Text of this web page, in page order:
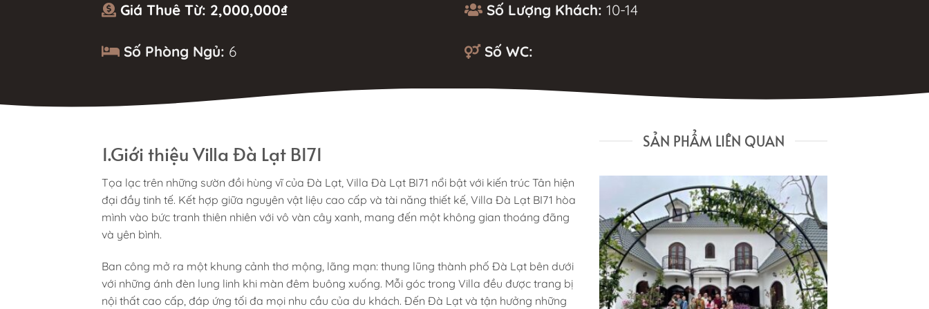
Giá Thuê Từ: 2,000,000₫ Số Lượng Khách: 10-14
Số Phòng Ngủ: 6 Số WC:
1.Giới thiệu Villa Đà Lạt BI71
Tọa lạc trên những sườn đồi hùng vĩ của Đà Lạt, Villa Đà Lạt BI71 nổi bật với kiến trúc Tân hiện
đại đầy tinh tế. Kết hợp giữa nguyên vật liệu cao cấp và tài năng thiết kế, Villa Đà Lạt BI71 hòa
mình vào bức tranh thiên nhiên với vô vàn cây xanh, mang đến một không gian thoáng đãng
và yên bình.
Ban công mở ra một khung cảnh thơ mộng, lãng mạn: thung lũng thành phố Đà Lạt bên dưới
với những ánh đèn lung linh khi màn đêm buông xuống. Mỗi góc trong Villa đều được trang bị
nội thất cao cấp, đáp ứng tối đa mọi nhu cầu của du khách. Đến Đà Lạt và tận hưởng những
SẢN PHẨM LIÊN QUAN